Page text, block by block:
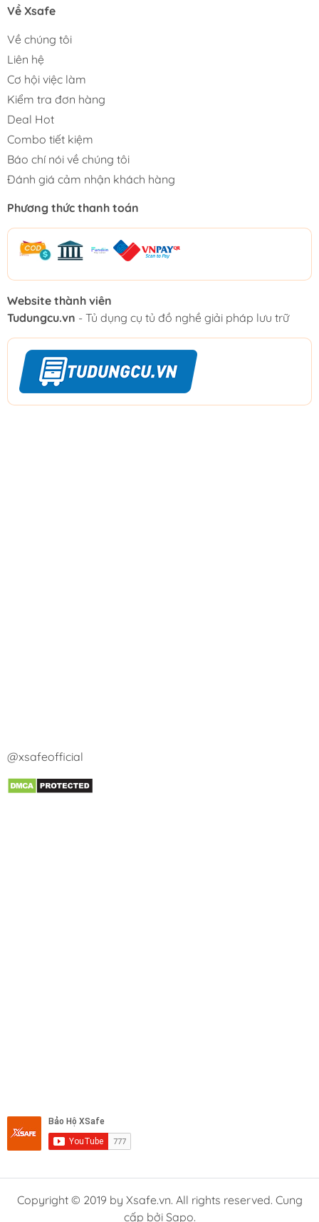
Về Xsafe
Về chúng tôi
Liên hệ
Cơ hội việc làm
Kiểm tra đơn hàng
Deal Hot
Combo tiết kiệm
Báo chí nói về chúng tôi
Đánh giá cảm nhận khách hàng
Phương thức thanh toán
Website thành viên
Tudungcu.vn - Tủ dụng cụ tủ đồ nghề giải pháp lưu trữ
@xsafeofficial
Copyright © 2019 by Xsafe.vn. All rights reserved. Cung
cấp bởi Sapo.